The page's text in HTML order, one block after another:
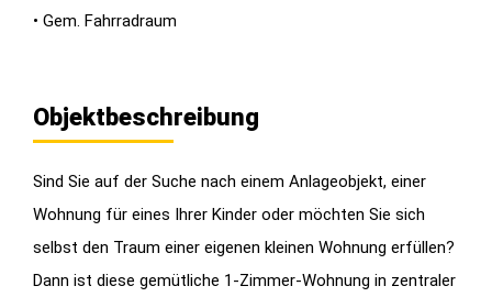
• Gem. Fahrradraum
Objektbeschreibung
Sind Sie auf der Suche nach einem Anlageobjekt, einer
Wohnung für eines Ihrer Kinder oder möchten Sie sich
selbst den Traum einer eigenen kleinen Wohnung erfüllen?
Dann ist diese gemütliche 1-Zimmer-Wohnung in zentraler